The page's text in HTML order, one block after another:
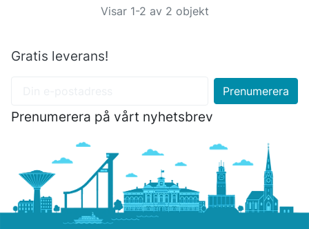
Visar 1-2 av 2 objekt
Gratis leverans!
Prenumerera på vårt nyhetsbrev